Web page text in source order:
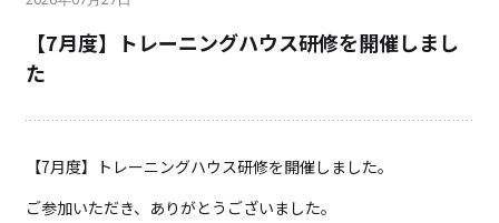
【7月度】トレーニングハウス研修を開催しまし
た
【7月度】トレーニングハウス研修を開催しました。
ご参加いただき、ありがとうございました。